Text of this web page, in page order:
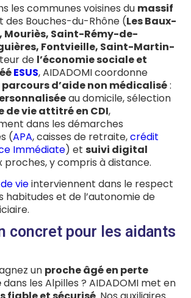
les communes voisines du massif
des Bouches-du-Rhône (Les Baux-
Mouriès, Saint-Rémy-de-
Fontvieille, Saint-Martin-
de l’économie sociale et
ESUS, AIDADOMI coordonne
parcours d’aide non médicalisé:
au domicile, sélection
de vie attitré en CDI,
dans les démarches
(APA, caisses de retraite,crédit
Immédiate) et suivi digital
proches, y compris à distance.
vieinterviennent dans le respect
habitudes et de l’autonomie de
concret pour les aidants
un proche âgé en perte
dans les Alpilles ? AIDADOMI met en